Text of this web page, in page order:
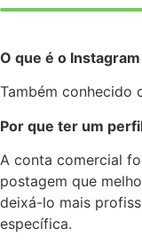
O que é o
Também conhecido
Por que ter um
A conta comercial
postagem que
deixá-lo mais
específica.